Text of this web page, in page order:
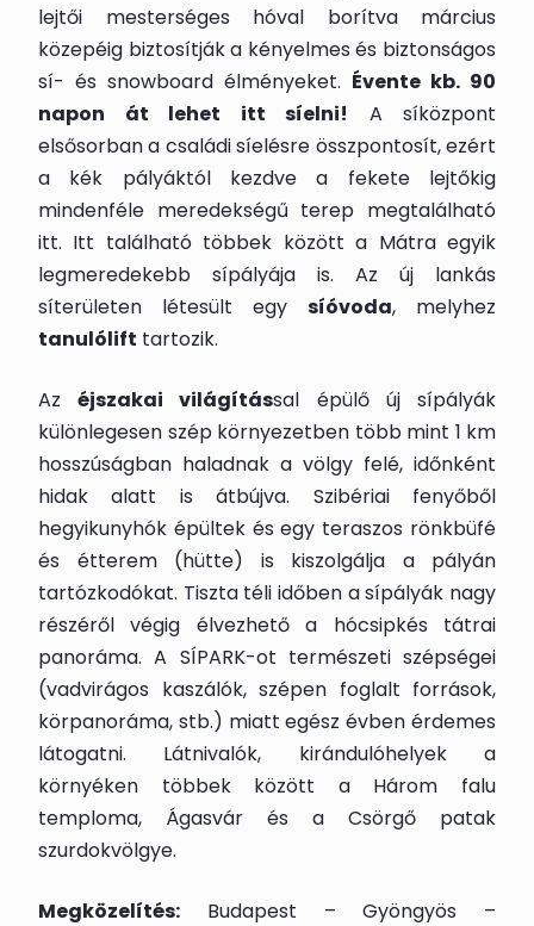
lejtői mesterséges hóval borítva március
közepéig biztosítják a kényelmes és biztonságos
sí- és snowboard élményeket. Évente kb. 90
napon át lehet itt síelni! A síközpont
elsősorban a családi síelésre összpontosít, ezért
a kék pályáktól kezdve a fekete lejtőkig
mindenféle meredekségű terep megtalálható
itt. Itt található többek között a Mátra egyik
legmeredekebb sípályája is. Az új lankás
síterületen létesült egy síóvoda, melyhez
tanulólift tartozik.
Azéjszakai világítással épülő új sípályák
különlegesen szép környezetben több mint 1 km
hosszúságban haladnak a völgy felé, időnként
hidak alatt is átbújva. Szibériai fenyőből
hegyikunyhók épültek és egy teraszos rönkbüfé
és étterem (hütte) is kiszolgálja a pályán
tartózkodókat. Tiszta téli időben a sípályák nagy
részéről végig élvezhető a hócsipkés tátrai
panoráma. A SÍPARK-ot természeti szépségei
(vadvirágos kaszálók, szépen foglalt források,
körpanoráma, stb.) miatt egész évben érdemes
látogatni. Látnivalók, kirándulóhelyek a
környéken többek között a Három falu
temploma, Ágasvár és a Csörgő patak
szurdokvölgye.
Megközelítés: Budapest – Gyöngyös –